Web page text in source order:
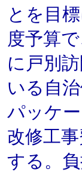
とを目
度予算
に戸別
いる自
パッケ
改修工
する。